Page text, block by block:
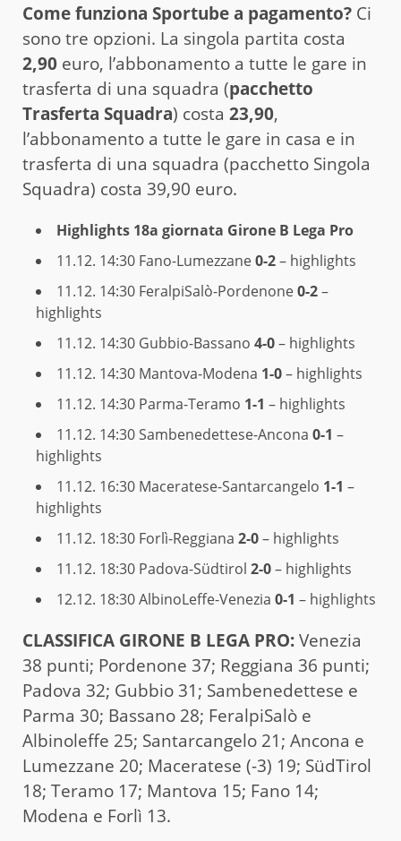
Come funziona Sportube a pagamento? Ci
sono tre opzioni. La singola partita costa
2,90 euro, l’abbonamento a tutte le gare in
trasferta di una squadra (pacchetto
Trasferta Squadra) costa 23,90,
l’abbonamento a tutte le gare in casa e in
trasferta di una squadra (pacchetto Singola
Squadra) costa 39,90 euro.
Highlights 18a giornata Girone B Lega Pro
11.12. 14:30 Fano-Lumezzane0-2– highlights
11.12. 14:30 FeralpiSalò-Pordenone0-2–
highlights
11.12. 14:30 Gubbio-Bassano 4-0– highlights
11.12. 14:30 Mantova-Modena 1-0– highlights
11.12. 14:30 Parma-Teramo 1-1 – highlights
11.12. 14:30Sambenedettese-Ancona 0-1 –
highlights
11.12. 16:30 Maceratese-Santarcangelo 1-1 –
highlights
11.12. 18:30 Forlì-Reggiana 2-0– highlights
11.12. 18:30 Padova-Südtirol 2-0– highlights
12.12. 18:30AlbinoLeffe-Venezia 0-1 – highlights
CLAS­SI­FI­CA GIRONE B LEGA PRO:Venezia
38 punti; Pordenone 37; Reggiana 36 punti;
Padova 32; Gubbio 31; Sambenedettese e
Parma 30; Bassano 28; FeralpiSalò e
Albinoleffe 25; Santarcangelo 21; Ancona e
Lumezzane 20; Maceratese (-3) 19; SüdTirol
18; Teramo 17; Mantova 15; Fano 14;
Modena e Forlì 13.